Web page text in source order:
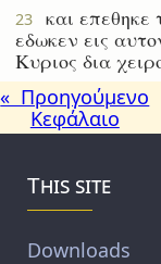
23
και επεθηκε
εδωκεν εις
Κυριος δια
« Προηγούμενο
Κεφάλαιο
This site
Downloads